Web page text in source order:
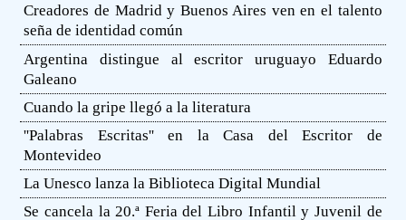
Creadores de Madrid y Buenos Aires ven en el talento
seña de identidad común
Argentina distingue al escritor uruguayo Eduardo
Galeano
Cuando la gripe llegó a la literatura
''Palabras Escritas'' en la Casa del Escritor de
Montevideo
La Unesco lanza la Biblioteca Digital Mundial
Se cancela la 20.ª Feria del Libro Infantil y Juvenil de